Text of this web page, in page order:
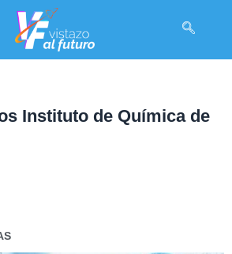
Instituto de Química de